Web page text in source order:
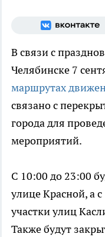
В связи с
Челябинске 7
маршрутах
связано с
города для
мероприятий.
С 10:00 до 23:00
улице Красной, а
участки улиц
Также будут